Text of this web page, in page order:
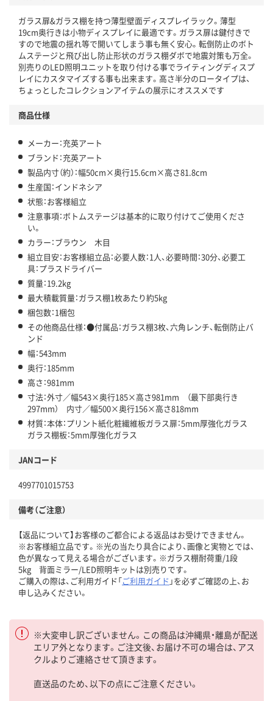
ガラス扉&ガラス棚を持つ薄型壁面ディスプレイラック。薄型
19cm奥行きは小物ディスプレイに最適です。ガラス扉は鍵付きで
すので地震の揺れ等で開いてしまう事も無く安心。転倒防止のボト
ムステージと飛び出し防止形状のガラス棚ダボで地震対策も万全。
別売りのLED照明ユニットを取り付ける事でライティングディスプ
レイにカスタマイズする事も出来ます。高さ半分のロータイプは、
ちょっとしたコレクションアイテムの展示にオススメです
商品仕様
メーカー：充英アート
ブランド：充英アート
製品内寸（約）：幅50cm×奥行15.6cm×高さ81.8cm
生産国：インドネシア
状態：お客様組立
注意事項：ボトムステージは基本的に取り付けてご使用くださ
い。
カラー：ブラウン 木目
組立目安：お客様組立品：必要人数：1人、必要時間：30分、必要工
具：プラスドライバー
質量：19.2kg
最大積載質量：ガラス棚1枚あたり約5kg
梱包数：1梱包
その他商品仕様：●付属品：ガラス棚3枚、六角レンチ、転倒防止バ
ンド
幅：543mm
奥行：185mm
高さ：981mm
寸法：外寸／幅543×奥行185×高さ981mm （最下部奥行き
297mm） 内寸／幅500×奥行156×高さ818mm
材質：本体：プリント紙化粧繊維板ガラス扉：5mm厚強化ガラス
ガラス棚板：5mm厚強化ガラス
JANコード
4997701015753
備考（ご注意）
【返品について】お客様のご都合による返品はお受けできません。
※お客様組立品です。※光の当たり具合により、画像と実物とでは、
色が異なって見える場合がございます。※ガラス棚耐荷重/1段
5kg 背面ミラー/LED照明キットは別売りです。
ご購入の際は、ご利用ガイド「ご利用ガイド 」を必ずご確認の上、お
申し込みください。
※大変申し訳ございません。この商品は沖縄県・離島が配送
エリア外となります。ご注文後、お届け不可の場合は、アス
クルよりご連絡させて頂きます。
直送品のため、以下の点にご注意ください。